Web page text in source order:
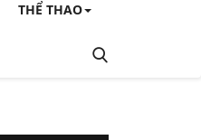
THỂ THAO